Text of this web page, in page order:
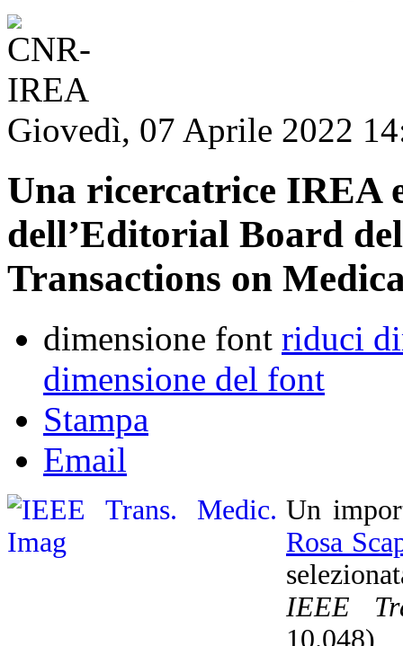
Giovedì, 07 Aprile 2022
Una ricercatrice IREA
dell’Editorial Board
Transactions on
dimensione font riduci
dimensione del font
Stampa
Email
Un
Rosa
IEEE